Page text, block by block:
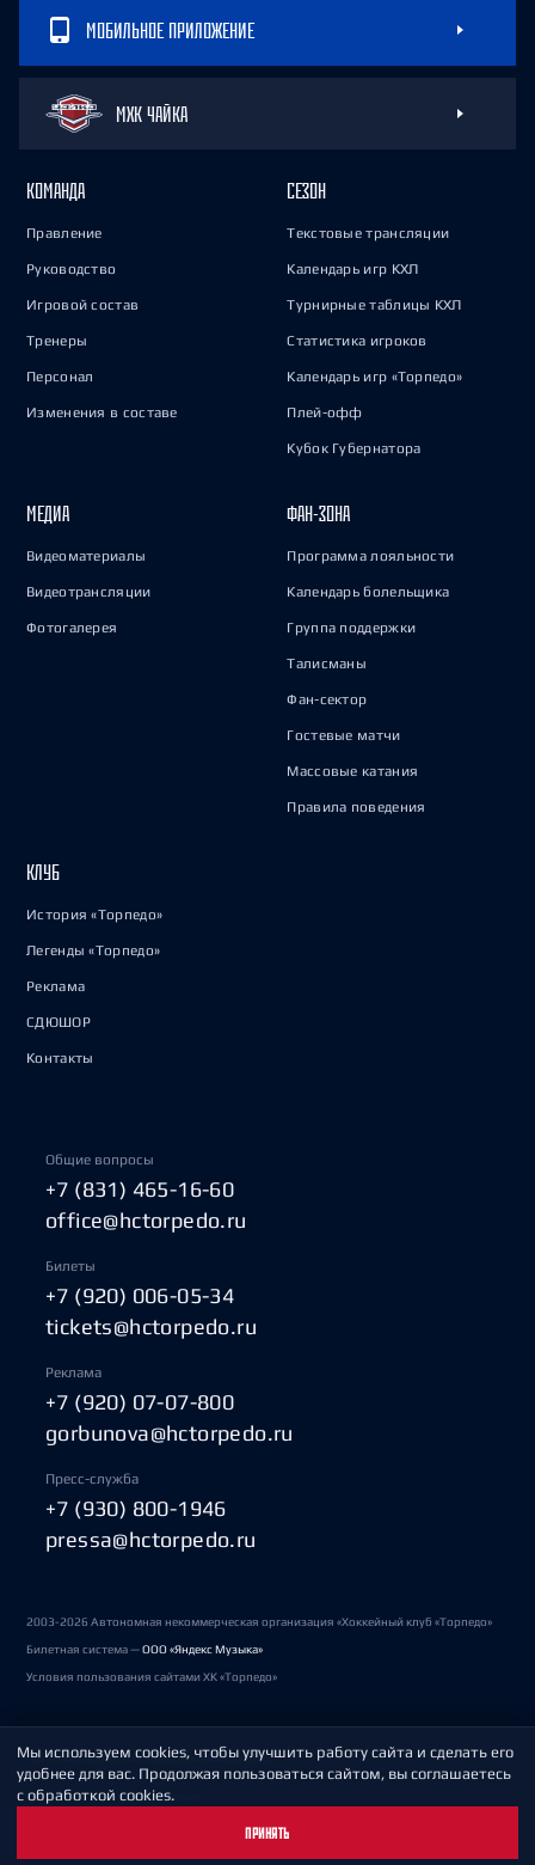
МОБИЛЬНОЕ ПРИЛОЖЕНИЕ
МХК ЧАЙКА
КОМАНДА
Правление
Руководство
Игровой состав
Тренеры
Персонал
Изменения в составе
СЕЗОН
Текстовые трансляции
Календарь игр КХЛ
Турнирные таблицы КХЛ
Статистика игроков
Календарь игр «Торпедо»
Плей-офф
Кубок Губернатора
МЕДИА
Видеоматериалы
Видеотрансляции
Фотогалерея
ФАН-ЗОНА
Программа лояльности
Календарь болельщика
Группа поддержки
Талисманы
Фан-сектор
Гостевые матчи
Массовые катания
Правила поведения
КЛУБ
История «Торпедо»
Легенды «Торпедо»
Реклама
СДЮШОР
Контакты
Общие вопросы
+7 (831) 465-16-60
office@hctorpedo.ru
Билеты
+7 (920) 006-05-34
tickets@hctorpedo.ru
Реклама
+7 (920) 07-07-800
gorbunova@hctorpedo.ru
Пресс-служба
+7 (930) 800-1946
pressa@hctorpedo.ru
2003-2026 Автономная некоммерческая организация «Хоккейный клуб «Торпедо»
Билетная система —ООО «Яндекс Музыка»
Условия пользования сайтами ХК «Торпедо»
Политика обработки персональных данных
Пользовательское соглашение
Мы используем cookies, чтобы улучшить работу сайта и сделать его
удобнее для вас. Продолжая пользоваться сайтом, вы соглашаетесь
с обработкой cookies.
ПРИНЯТЬ